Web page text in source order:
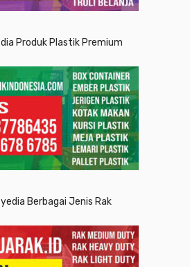
Produk Plastik Premium
Berbagai Jenis Rak